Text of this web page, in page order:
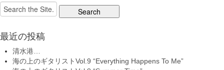
Search
for:
最近の投稿
清水港…
海の上のギタリストVol.9 “Everything Happens To Me”